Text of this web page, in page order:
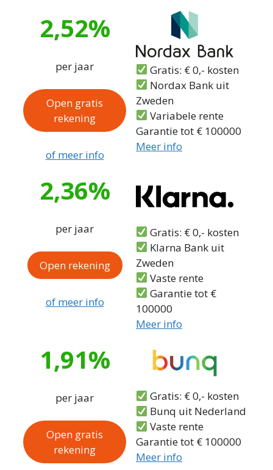
2,52%
per jaar
Open gratis
rekening
of meer info
Gratis: € 0,- kosten
Nordax Bank uit
Zweden
Variabele rente
Garantie tot € 100000
Meer info
2,36%
per jaar
Open rekening
of meer info
Gratis: € 0,- kosten
Klarna Bank uit
Zweden
Vaste rente
Garantie tot €
100000
Meer info
1,91%
per jaar
Open gratis
rekening
Gratis: € 0,- kosten
Bunq uit Nederland
Vaste rente
Garantie tot € 100000
Meer info